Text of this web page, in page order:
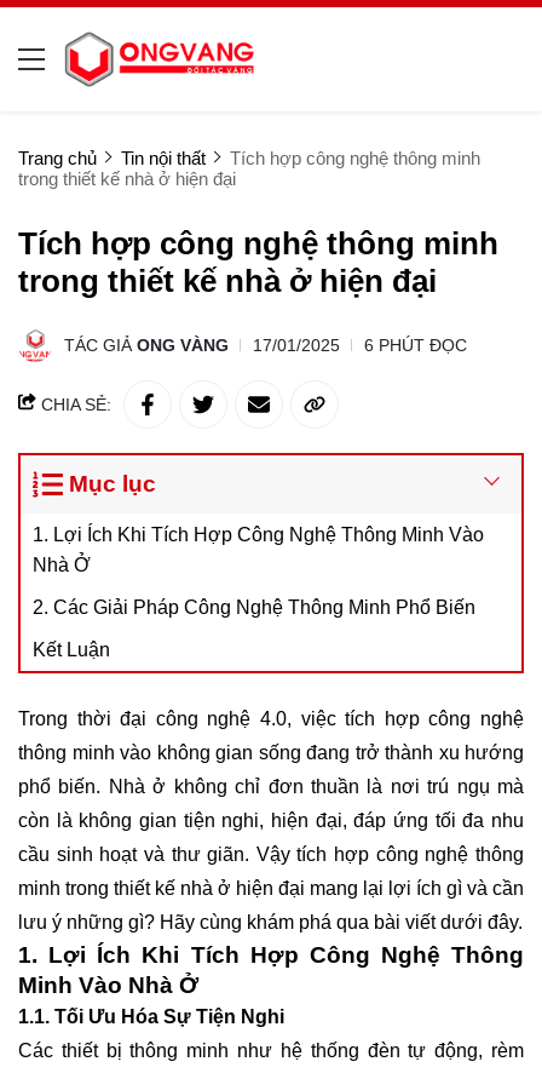
Trang chủ Tin nội thất
Tích hợp công nghệ thông minh
trong thiết kế nhà ở hiện đại
Tích hợp công nghệ thông minh
trong thiết kế nhà ở hiện đại
TÁC GIẢ ONG VÀNG 17/01/2025 6 PHÚT ĐỌC
CHIA SẺ:
Mục lục
1. Lợi Ích Khi Tích Hợp Công Nghệ Thông Minh Vào
Nhà Ở
2. Các Giải Pháp Công Nghệ Thông Minh Phổ Biến
Kết Luận
Trong thời đại công nghệ 4.0, việc tích hợp công nghệ
thông minh vào không gian sống đang trở thành xu hướng
phổ biến. Nhà ở không chỉ đơn thuần là nơi trú ngụ mà
còn là không gian tiện nghi, hiện đại, đáp ứng tối đa nhu
cầu sinh hoạt và thư giãn. Vậy tích hợp công nghệ thông
minh trong thiết kế nhà ở hiện đại mang lại lợi ích gì và cần
lưu ý những gì? Hãy cùng khám phá qua bài viết dưới đây.
1. Lợi Ích Khi Tích Hợp Công Nghệ Thông
Minh Vào Nhà Ở
1.1. Tối Ưu Hóa Sự Tiện Nghi
Các thiết bị thông minh như hệ thống đèn tự động, rèm